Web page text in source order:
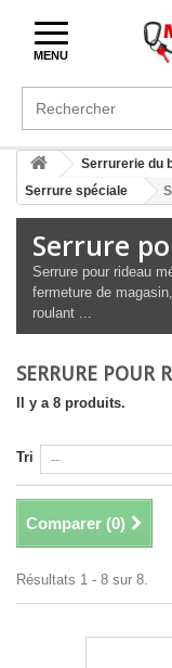
MENU
Serrurerie du
Serrure spéciale
Serrure
Serrure pour rideau
fermeture de
roulant ...
SERRURE POUR
Il y a 8 produits.
Tri
Comparer (0)
Résultats 1 - 8 sur 8.